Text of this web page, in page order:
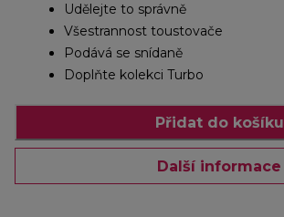
Udělejte to správně
Všestrannost toustovače
Podává se snídaně
Doplňte kolekci Turbo
Přidat do košíku
Další informace